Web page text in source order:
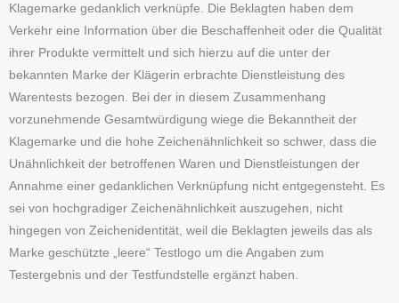
Klagemarke gedanklich verknüpfe. Die Beklagten haben dem
Verkehr eine Information über die Beschaffenheit oder die Qualität
ihrer Produkte vermittelt und sich hierzu auf die unter der
bekannten Marke der Klägerin erbrachte Dienstleistung des
Warentests bezogen. Bei der in diesem Zusammenhang
vorzunehmende Gesamtwürdigung wiege die Bekanntheit der
Klagemarke und die hohe Zeichenähnlichkeit so schwer, dass die
Unähnlichkeit der betroffenen Waren und Dienstleistungen der
Annahme einer gedanklichen Verknüpfung nicht entgegensteht. Es
sei von hochgradiger Zeichenähnlichkeit auszugehen, nicht
hingegen von Zeichenidentität, weil die Beklagten jeweils das als
Marke geschützte „leere“ Testlogo um die Angaben zum
Testergebnis und der Testfundstelle ergänzt haben.